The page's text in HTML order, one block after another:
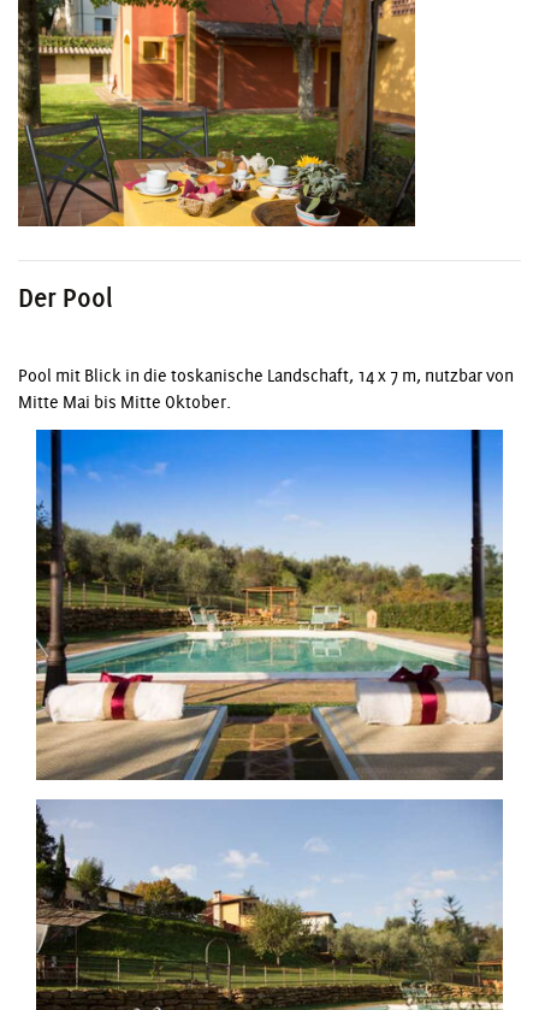
Der Pool
Pool mit Blick in die toskanische Landschaft, 14 x 7 m, nutzbar von
Mitte Mai bis Mitte Oktober.